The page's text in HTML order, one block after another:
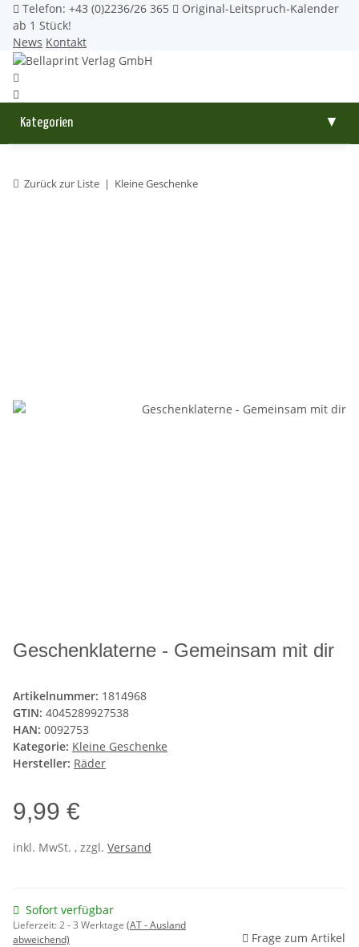
Telefon: +43 (0)2236/26 365
Original-Leitspruch-Kalender
ab 1 Stück!
News Kontakt
Kategorien ▼
Zurück zur Liste Kleine Geschenke
Geschenklaterne - Gemeinsam mit dir
Artikelnummer: 1814968
GTIN: 4045289927538
HAN: 0092753
Kategorie: Kleine Geschenke
Hersteller: Räder
9,99 €
inkl. MwSt. , zzgl. Versand
Sofort verfügbar
Lieferzeit:2 - 3 Werktage (AT - Ausland
abweichend)
Frage zum Artikel